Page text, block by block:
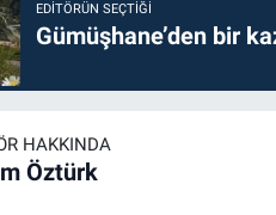
EDITÖRÜN SEÇTIĞI
Gümüşhane’den bir
HAKKINDA
Öztürk